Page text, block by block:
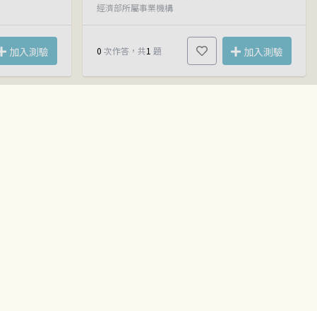
加入測驗
經濟部所屬事業機構
0 次作答，共1 題 加入測驗